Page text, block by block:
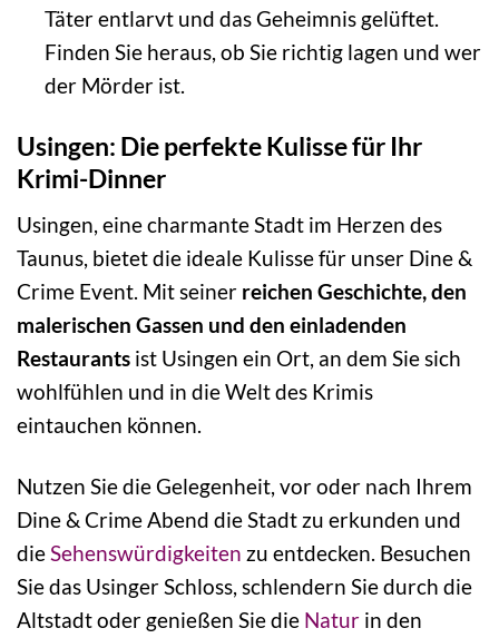
Täter entlarvt und das Geheimnis gelüftet.
Finden Sie heraus, ob Sie richtig lagen und wer
der Mörder ist.
Usingen: Die perfekte Kulisse für Ihr
Krimi-Dinner
Usingen, eine charmante Stadt im Herzen des
Taunus, bietet die ideale Kulisse für unser Dine &
Crime Event. Mit seiner reichen Geschichte, den
malerischen Gassen und den einladenden
Restaurants ist Usingen ein Ort, an dem Sie sich
wohlfühlen und in die Welt des Krimis
eintauchen können.
Nutzen Sie die Gelegenheit, vor oder nach Ihrem
Dine & Crime Abend die Stadt zu erkunden und
dieSehenswürdigkeiten zu entdecken. Besuchen
Sie das Usinger Schloss, schlendern Sie durch die
Altstadt oder genießen Sie die Natur in den